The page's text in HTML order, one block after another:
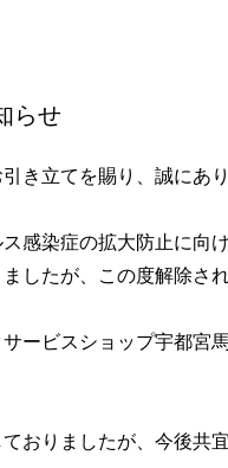
らせ
き立てを賜り、誠にあ
感染症の拡大防止に向
したが、この度解除さ
ービスショップ宇都宮
おりましたが、今後共